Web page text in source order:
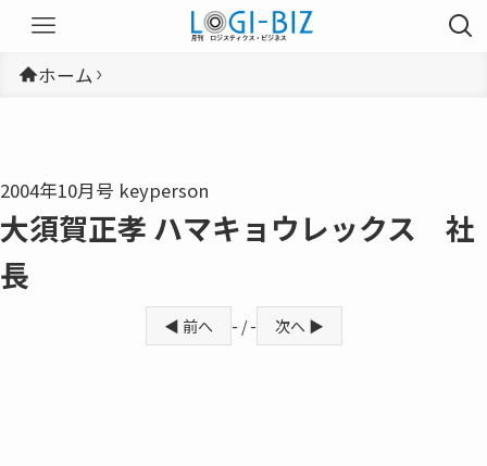
ホーム
2004年10月号 keyperson
大須賀正孝 ハマキョウレックス 社
長
◀ 前へ - / - 次へ ▶